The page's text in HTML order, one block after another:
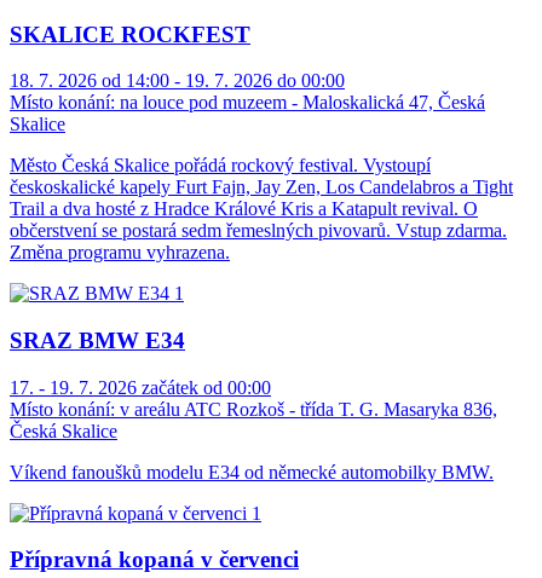
SKALICE ROCKFEST
18. 7. 2026 od 14:00 - 19. 7. 2026 do 00:00
Místo konání: na louce pod muzeem - Maloskalická 47, Česká
Skalice
Město Česká Skalice pořádá rockový festival. Vystoupí
českoskalické kapely Furt Fajn, Jay Zen, Los Candelabros a Tight
Trail a dva hosté z Hradce Králové Kris a Katapult revival. O
občerstvení se postará sedm řemeslných pivovarů. Vstup zdarma.
Změna programu vyhrazena.
SRAZ BMW E34
17. - 19. 7. 2026 začátek od 00:00
Místo konání: v areálu ATC Rozkoš - třída T. G. Masaryka 836,
Česká Skalice
Víkend fanoušků modelu E34 od německé automobilky BMW.
Přípravná kopaná v červenci